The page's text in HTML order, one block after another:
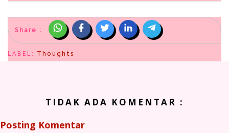
Share :
LABEL: Thoughts
TIDAK ADA KOMENTAR :
Posting Komentar